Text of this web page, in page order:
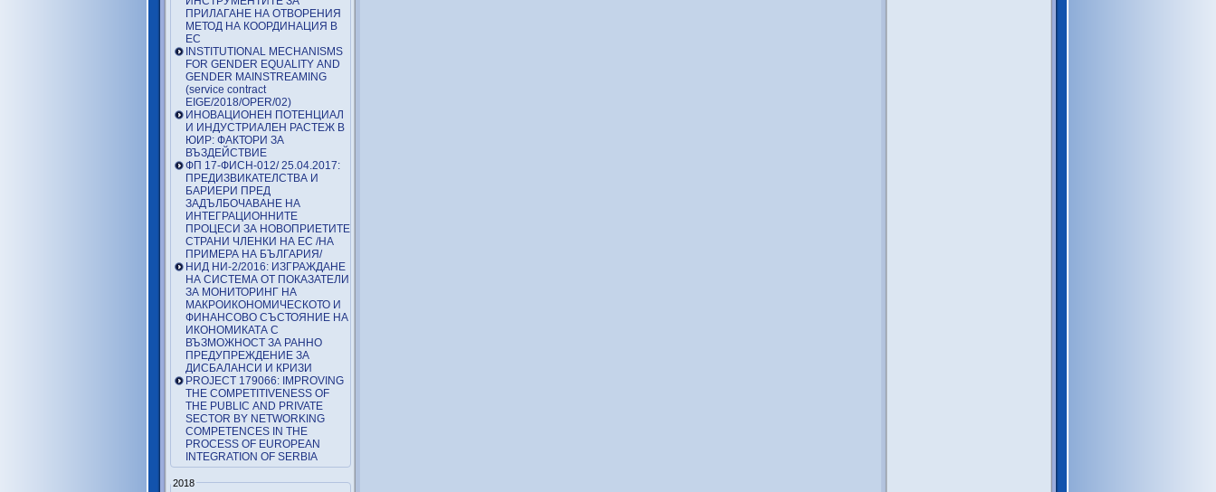
ПРИЛАГАНЕ НА ОТВОРЕНИЯ
МЕТОД НА КООРДИНАЦИЯ В
ЕС
INSTITUTIONAL MECHANISMS
FOR GENDER EQUALITY AND
GENDER MAINSTREAMING
(service contract
EIGE/2018/OPER/02)
ИНОВАЦИОНЕН ПОТЕНЦИАЛ
И ИНДУСТРИАЛЕН РАСТЕЖ В
ЮИР: ФАКТОРИ ЗА
ВЪЗДЕЙСТВИЕ
ФП 17-ФИСН-012/ 25.04.2017:
ПРЕДИЗВИКАТЕЛСТВА И
БАРИЕРИ ПРЕД
ЗАДЪЛБОЧАВАНЕ НА
ИНТЕГРАЦИОННИТЕ
ПРОЦЕСИ ЗА НОВОПРИЕТИТЕ
СТРАНИ ЧЛЕНКИ НА ЕС /НА
ПРИМЕРА НА БЪЛГАРИЯ/
НИД НИ-2/2016: ИЗГРАЖДАНЕ
НА СИСТЕМА ОТ ПОКАЗАТЕЛИ
ЗА МОНИТОРИНГ НА
МАКРОИКОНОМИЧЕСКОТО И
ФИНАНСОВО СЪСТОЯНИЕ НА
ИКОНОМИКАТА С
ВЪЗМОЖНОСТ ЗА РАННО
ПРЕДУПРЕЖДЕНИЕ ЗА
ДИСБАЛАНСИ И КРИЗИ
PROJECT 179066: IMPROVING
THE COMPETITIVENESS OF
THE PUBLIC AND PRIVATE
SECTOR BY NETWORKING
COMPETENCES IN THE
PROCESS OF EUROPEAN
INTEGRATION OF SERBIA
2018